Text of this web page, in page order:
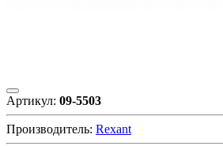
Артикул: 09-5503
Производитель: Rexant